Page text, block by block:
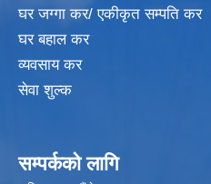
घर जग्गा कर/ एकीकृत सम्पति कर
घर बहाल कर
व्यवसाय कर
सेवा शुल्क
सम्पर्कको लागि